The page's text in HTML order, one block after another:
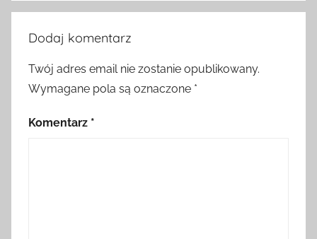
Dodaj komentarz
Twój adres email nie zostanie opublikowany.
Wymagane pola są oznaczone *
Komentarz *